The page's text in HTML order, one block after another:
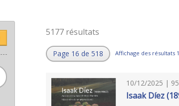
5177 résultats
Page 16 de 518 Affichage des résultats
10/12/2025 | 95
Isaak Díez